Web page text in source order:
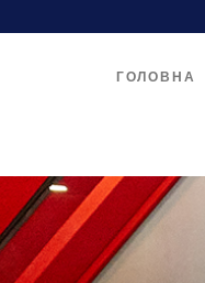
ГОЛОВНА